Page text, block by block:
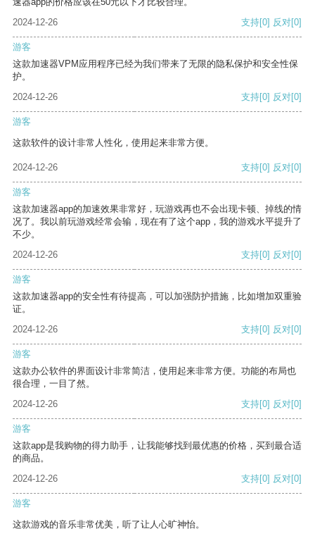
2024-12-26
支持[0] 反对[0]
游客
这款加速器VPM应用程序已经为我们带来了无限的隐私保护和安全性保
护。
2024-12-26
支持[0] 反对[0]
游客
这款软件的设计非常人性化，使用起来非常方便。
2024-12-26 支持[0] 反对[0]
游客
这款加速器app的加速效果非常好，玩游戏再也不会出现卡顿、掉线的情
况了。我以前玩游戏经常会输，现在有了这个app，我的游戏水平提升了
不少。
2024-12-26
支持[0] 反对[0]
游客
这款加速器app的安全性有待提高，可以加强防护措施，比如增加双重验
证。
2024-12-26
支持[0] 反对[0]
游客
这款办公软件的界面设计非常简洁，使用起来非常方便。功能的布局也
很合理，一目了然。
2024-12-26
支持[0] 反对[0]
游客
这款app是我购物的得力助手，让我能够找到最优惠的价格，买到最合适
的商品。
2024-12-26
支持[0] 反对[0]
游客
这款游戏的音乐非常优美，听了让人心旷神怡。